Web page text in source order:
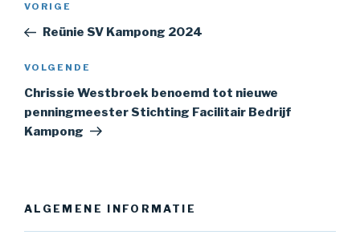
Vorig
bericht
VORIGE
Reünie SV Kampong 2024
Volgend
bericht
VOLGENDE
Chrissie Westbroek benoemd tot nieuwe
penningmeester Stichting Facilitair Bedrijf
Kampong
ALGEMENE INFORMATIE